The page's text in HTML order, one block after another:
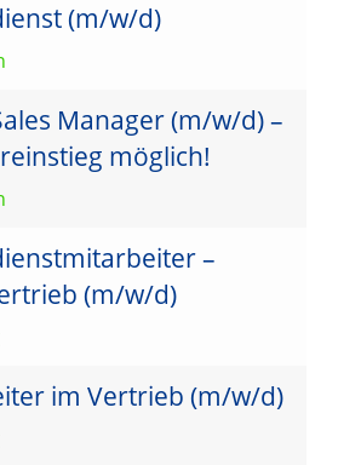
(m/w/d)
Manager (m/w/d) –
möglich!
–
(m/w/d)
im Vertrieb (m/w/d)